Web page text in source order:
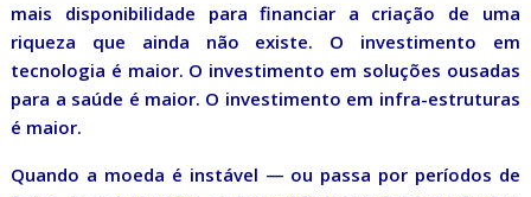
mais disponibilidade para financiar a criação de uma
riqueza que ainda não existe. O investimento em
tecnologia é maior. O investimento em soluções ousadas
para a saúde é maior. O investimento em infra-estruturas
é maior.
Quando a moeda é instável — ou passa por períodos de